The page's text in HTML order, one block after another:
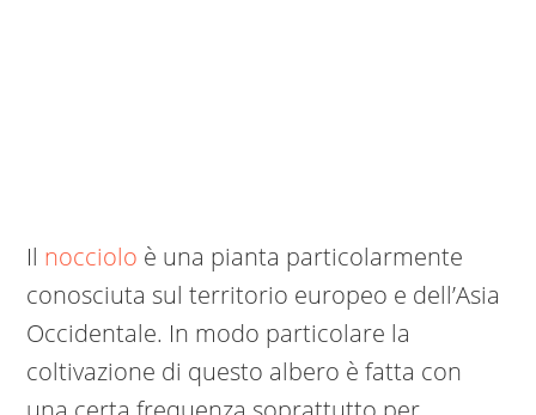
Il nocciolo è una pianta particolarmente
conosciuta sul territorio europeo e dell’Asia
Occidentale. In modo particolare la
coltivazione di questo albero è fatta con